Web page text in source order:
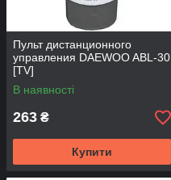
Пульт дистанционного
управления DAEWOO ABL-30
[TV]
В наявності
263 ₴
Купити